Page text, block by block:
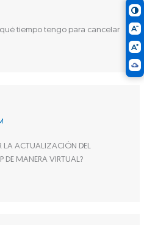
tiempo tengo para cancelar
LA ACTUALIZACIÓN DEL
DE MANERA VIRTUAL?